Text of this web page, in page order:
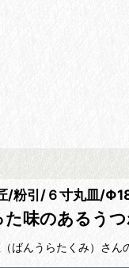
/粉引/６寸丸皿/
た味のあるう
ばんうらたくみ）さん